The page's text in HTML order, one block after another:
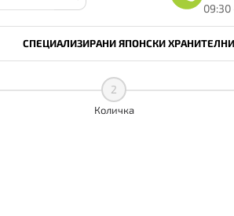
09:30
СПЕЦИАЛИЗИРАНИ ЯПОНСКИ
2
Количка